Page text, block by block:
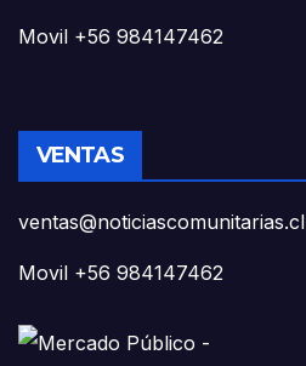
Movil +56 984147462
VENTAS
ventas@noticiascomunitarias.cl
Movil +56 984147462